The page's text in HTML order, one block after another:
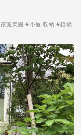
家庭菜園 小屋 収納
植栽